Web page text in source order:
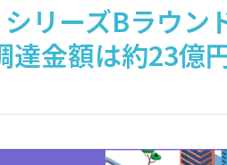
リーズBラウン
達金額は約23億